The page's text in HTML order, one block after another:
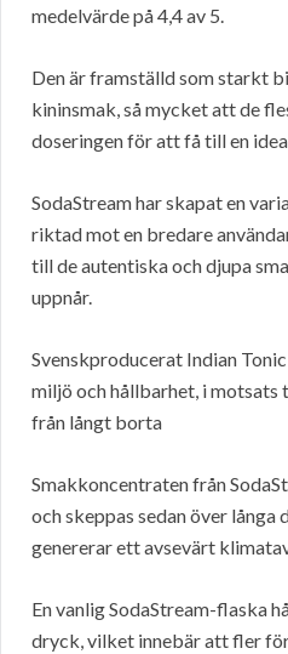
medelvärde på 4,4 av 5.
Den är framställd som starkt
kininsmak, så mycket att de
doseringen för att få till en
SodaStream har skapat en
riktad mot en bredare
till de autentiska och djupa
uppnår.
Svenskproducerat Indian
miljö och hållbarhet, i
från långt borta
Smakkoncentraten från
och skeppas sedan över
genererar ett avsevärt
En vanlig SodaStream-flaska
dryck, vilket innebär att fler